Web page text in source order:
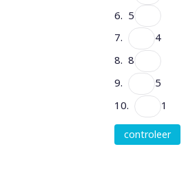
6. 5
7.
4
8. 8
9.
5
10.
1
controleer